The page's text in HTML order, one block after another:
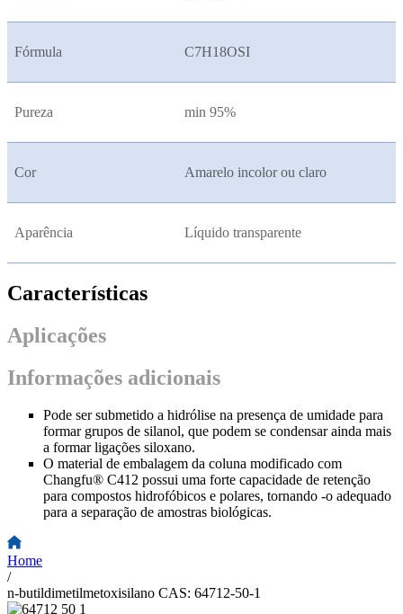
Fórmula C7H18OSI
Pureza min 95%
Cor Amarelo incolor ou claro
Aparência Líquido transparente
Características
Aplicações
Informações adicionais
Pode ser submetido a hidrólise na presença de umidade para
formar grupos de silanol, que podem se condensar ainda mais
a formar ligações siloxano.
O material de embalagem da coluna modificado com
Changfu® C412 possui uma forte capacidade de retenção
para compostos hidrofóbicos e polares, tornando -o adequado
para a separação de amostras biológicas.
Home
/
n-butildimetilmetoxisilano CAS: 64712-50-1